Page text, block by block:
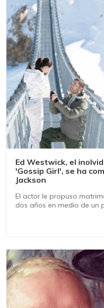
Ed Westwick, el
'Gossip Girl', se ha
Jackson
El actor le propuso
dos años en medio de un